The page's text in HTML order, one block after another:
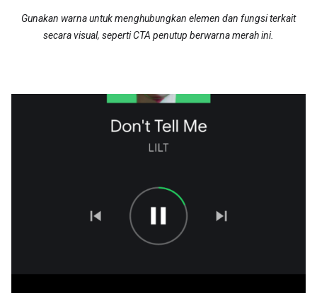
Gunakan warna untuk menghubungkan elemen dan fungsi terkait
secara visual, seperti CTA penutup berwarna merah ini.